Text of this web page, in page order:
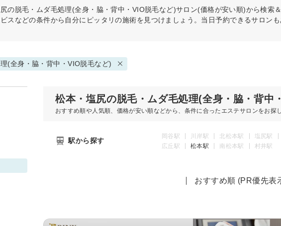
の脱毛・ムダ毛処理(全身・脇・背中・VIO脱毛など)サロン(価格が安い順)から検索
スなどの条件から自分にピッタリの施術を見つけましょう。当日予約できるサロンも
(全身・脇・背中・VIO脱毛など)
松本・塩尻の脱毛・ムダ毛処理(全身・脇・背中
おすすめ順や人気順、価格が安い順などから、条件に合ったエステサロンをお探
駅から探す
岡谷駅 川岸駅 北松本駅 塩尻駅
広丘駅
松本駅 南松本駅 村井駅
おすすめ順 (PR優先表